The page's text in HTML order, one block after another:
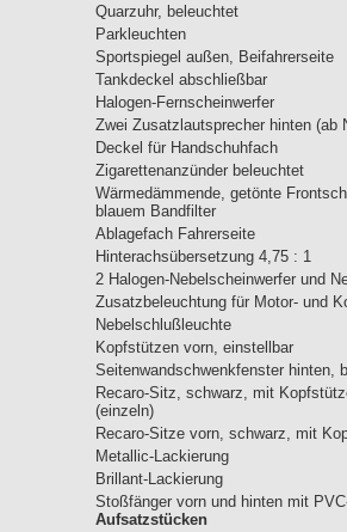
Quarzuhr, beleuchtet
Parkleuchten
Sportspiegel außen, Beifahrerseite
Tankdeckel abschließbar
Halogen-Fernscheinwerfer
Zwei Zusatzlautsprecher hinten (ab
Deckel für Handschuhfach
Zigarettenanzünder beleuchtet
Wärmedämmende, getönte
blauem Bandfilter
Ablagefach Fahrerseite
Hinterachsübersetzung 4,75 : 1
2 Halogen-Nebelscheinwerfer und
Zusatzbeleuchtung für Motor- und
Nebelschlußleuchte
Kopfstützen vorn, einstellbar
Seitenwandschwenkfenster hinten,
Recaro-Sitz, schwarz, mit
(einzeln)
Recaro-Sitze vorn, schwarz, mit
Metallic-Lackierung
Brillant-Lackierung
Stoßfänger vorn und hinten mit
Aufsatzstücken